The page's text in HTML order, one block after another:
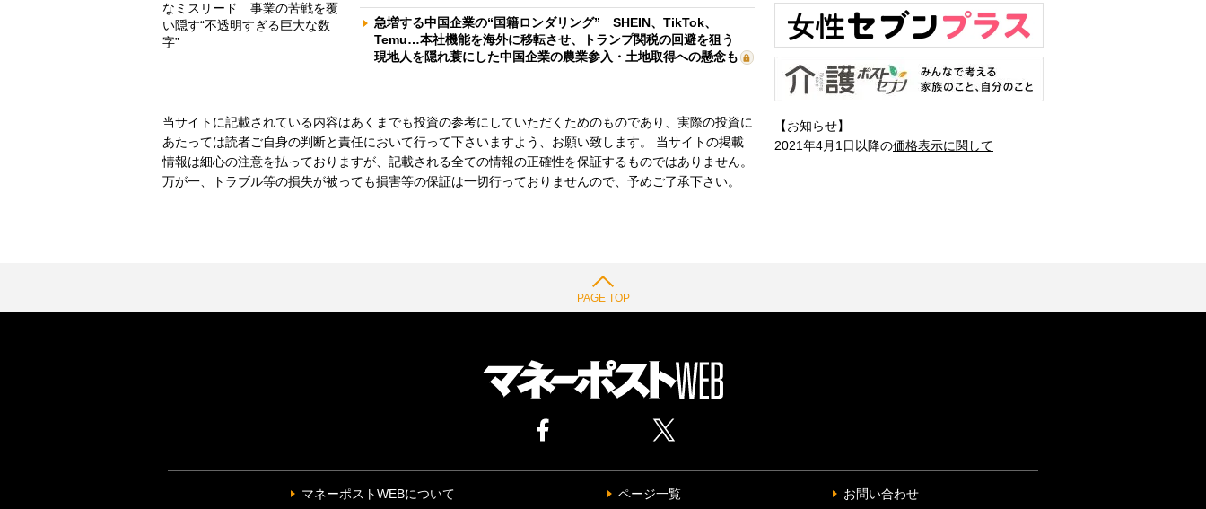
なミスリード 事業の苦戦を覆
い隠す“不透明すぎる巨大な数
字”
急増する中国企業の“国籍ロンダリング” SHEIN、TikTok、
Temu…本社機能を海外に移転させ、トランプ関税の回避を狙う
現地人を隠れ蓑にした中国企業の農業参入・土地取得への懸念も
当サイトに記載されている内容はあくまでも投資の参考にしていただくためのものであり、実際の投資に
あたっては読者ご自身の判断と責任において行って下さいますよう、お願い致します。 当サイトの掲載
情報は細心の注意を払っておりますが、記載される全ての情報の正確性を保証するものではありません。
万が一、トラブル等の損失が被っても損害等の保証は一切行っておりませんので、予めご了承下さい。
【お知らせ】
2021年4月1日以降の価格表示に関して
PAGE TOP
マネーポストWEBについて ページ一覧 お問い合わせ